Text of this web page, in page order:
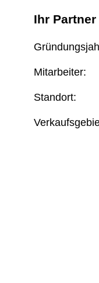
Ihr
Mitarbeiter:
Standort: